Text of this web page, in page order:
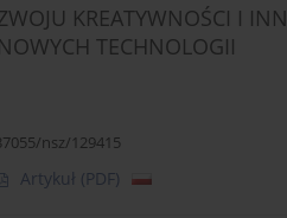
KREATYWNOŚCI I
TECHNOLOGII
nsz/129415
Artykuł (PDF)